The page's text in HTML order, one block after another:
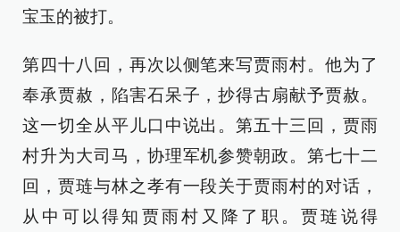
宝玉的被打。
第四十八回，再次以侧笔来写贾雨村。他为了
奉承贾赦，陷害石呆子，抄得古扇献予贾赦。
这一切全从平儿口中说出。第五十三回，贾雨
村升为大司马，协理军机参赞朝政。第七十二
回，贾琏与林之孝有一段关于贾雨村的对话，
从中可以得知贾雨村又降了职。贾琏说得